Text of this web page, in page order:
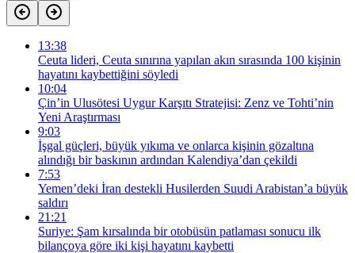
13:38
Ceuta lideri, Ceuta sınırına yapılan akın sırasında 100 kişinin
hayatını kaybettiğini söyledi
10:04
Çin’in Ulusötesi Uygur Karşıtı Stratejisi: Zenz ve Tohti’nin
Yeni Araştırması
9:03
İşgal güçleri, büyük yıkıma ve onlarca kişinin gözaltına
alındığı bir baskının ardından Kalendiya’dan çekildi
7:53
Yemen’deki İran destekli Husilerden Suudi Arabistan’a büyük
saldırı
21:21
Suriye: Şam kırsalında bir otobüsün patlaması sonucu ilk
bilançoya göre iki kişi hayatını kaybetti